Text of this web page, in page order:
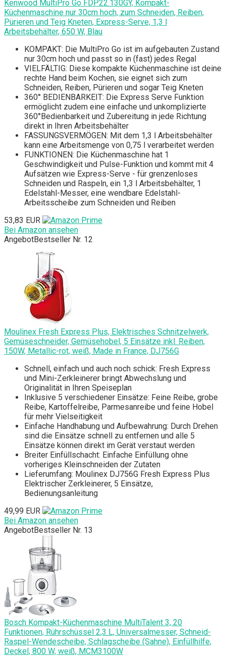
Kenwood MultiPro Go FDP22.130GY, Kompakt-
Küchenmaschine nur 30cm hoch, zum Schneiden, Reiben,
Pürieren und Teig Kneten, Express-Serve, 1,3 l
Arbeitsbehälter, 650 W, Blau
KOMPAKT: Die MultiPro Go ist im aufgebauten Zustand
nur 30cm hoch und passt so in (fast) jedes Regal
VIELFÄLTIG: Diese kompakte Küchenmaschine ist deine
rechte Hand beim Kochen, sie eignet sich zum
Schneiden, Reiben, Pürieren und sogar Teig Kneten
360° BEDIENBARKEIT: Die Express Serve Funktion
ermöglicht zudem eine einfache und unkomplizierte
360°Bedienbarkeit und Zubereitung in jede Richtung
direkt in Ihren Arbeitsbehälter
FASSUNGSVERMÖGEN: Mit dem 1,3 l Arbeitsbehälter
kann eine Arbeitsmenge von 0,75 l verarbeitet werden
FUNKTIONEN: Die Küchenmaschine hat 1
Geschwindigkeit und Pulse-Funktion und kommt mit 4
Aufsätzen wie Express-Serve - für grenzenloses
Schneiden und Raspeln, ein 1,3 l Arbeitsbehälter, 1
Edelstahl-Messer, eine wendbare Edelstahl-
Arbeitsscheibe zum Schneiden und Reiben
53,83 EUR
Bei Amazon ansehen
AngebotBestseller Nr. 12
Moulinex Fresh Express Plus, Elektrisches Schnitzelwerk,
Gemüseschneider, Gemüsehobel, 5 Einsätze inkl. Reiben,
150W, Metallic-rot, weiß, Made in France, DJ756G
Schnell, einfach und auch noch schick: Fresh Express
und Mini-Zerkleinerer bringt Abwechslung und
Originalität in Ihren Speiseplan
Inklusive 5 verschiedener Einsätze: Feine Reibe, grobe
Reibe, Kartoffelreibe, Parmesanreibe und feine Hobel
für mehr Vielseitigkeit
Einfache Handhabung und Aufbewahrung: Durch Drehen
sind die Einsätze schnell zu entfernen und alle 5
Einsätze können direkt im Gerät verstaut werden
Breiter Einfüllschacht: Einfache Einfüllung ohne
vorheriges Kleinschneiden der Zutaten
Lieferumfang: Moulinex DJ756G Fresh Express Plus
Elektrischer Zerkleinerer, 5 Einsätze,
Bedienungsanleitung
49,99 EUR
Bei Amazon ansehen
AngebotBestseller Nr. 13
Bosch Kompakt-Küchenmaschine MultiTalent 3, 20
Funktionen, Rührschüssel 2,3 L, Universalmesser, Schneid-
Raspel-Wendescheibe, Schlagscheibe (Sahne), Einfüllhilfe,
Deckel, 800 W, weiß, MCM3100W